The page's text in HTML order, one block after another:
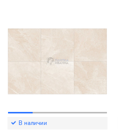
В наличии